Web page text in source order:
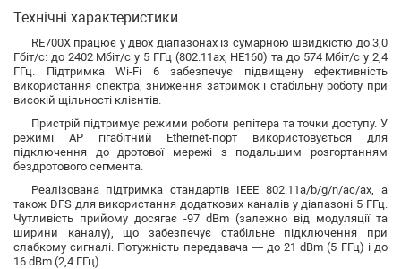
Технічні характеристики
RE700X працює у двох діапазонах із сумарною швидкістю до 3,0
Гбіт/с: до 2402 Мбіт/с у 5 ГГц (802.11ax, HE160) та до 574 Мбіт/с у 2,4
ГГц. Підтримка Wi-Fi 6 забезпечує підвищену ефективність
використання спектра, зниження затримок і стабільну роботу при
високій щільності клієнтів.
Пристрій підтримує режими роботи репітера та точки доступу. У
режимі AP гігабітний Ethernet-порт використовується для
підключення до дротової мережі з подальшим розгортанням
бездротового сегмента.
Реалізована підтримка стандартів IEEE 802.11a/b/g/n/ac/ax, а
також DFS для використання додаткових каналів у діапазоні 5 ГГц.
Чутливість прийому досягає -97 dBm (залежно від модуляції та
ширини каналу), що забезпечує стабільне підключення при
слабкому сигналі. Потужність передавача — до 21 dBm (5 ГГц) і до
16 dBm (2,4 ГГц).